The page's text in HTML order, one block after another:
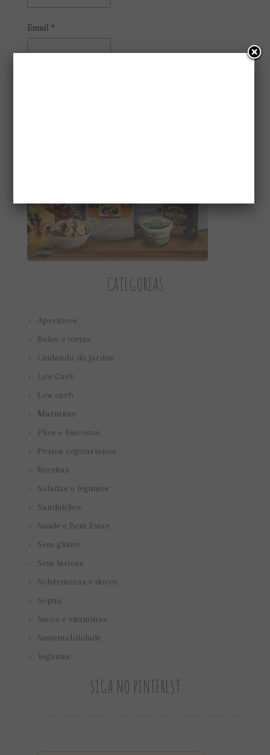
Email *
CATEGORIAS
Aperitivos
Bolos e tortas
Cuidando do jardim
Low Carb
Low carb
Marmitas
Pães e biscoitos
Pratos vegetarianos
Receitas
Saladas e legumes
Sanduíches
Saúde e Bem Estar
Sem glúten
Sem lactose
Sobremesas e doces
Sopas
Sucos e vitaminas
Sustentabilidade
Veganas
SIGA NO PINTEREST